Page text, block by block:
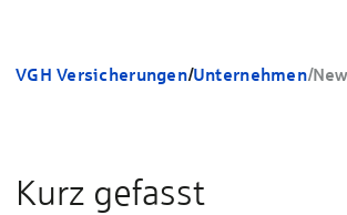
VGH Versicherungen/Unternehmen/
Kurz gefasst